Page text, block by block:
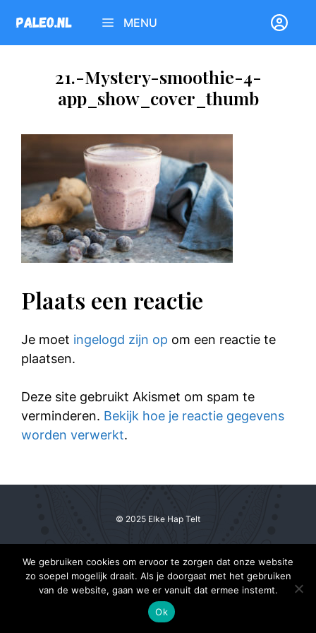
naar
de
MENU
21.-Mystery-smoothie-4-
app_show_cover_thumb
Plaats een reactie
Je moet ingelogd zijn op om een reactie te
plaatsen.
Deze site gebruikt Akismet om spam te
verminderen. Bekijk hoe je reactie gegevens
worden verwerkt.
© 2025 Elke Hap Telt
We gebruiken cookies om ervoor te zorgen dat onze website
zo soepel mogelijk draait. Als je doorgaat met het gebruiken
van de website, gaan we er vanuit dat ermee instemt.
Ok